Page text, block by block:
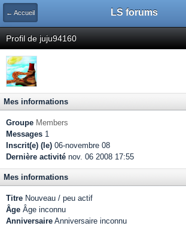
← Accueil LS forums
Profil de juju94160
Mes informations
Groupe Members
Messages 1
Inscrit(e) (le) 06-novembre 08
Dernière activité nov. 06 2008 17:55
Mes informations
Titre Nouveau / peu actif
Âge Âge inconnu
Anniversaire Anniversaire inconnu